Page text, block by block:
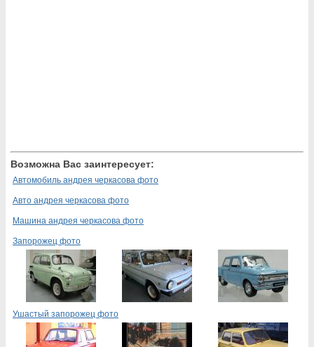
Возможна Вас заинтересует:
Автомобиль андрея черкасова фото
Авто андрея черкасова фото
Машина андрея черкасова фото
Запорожец фото
Ушастый запорожец фото